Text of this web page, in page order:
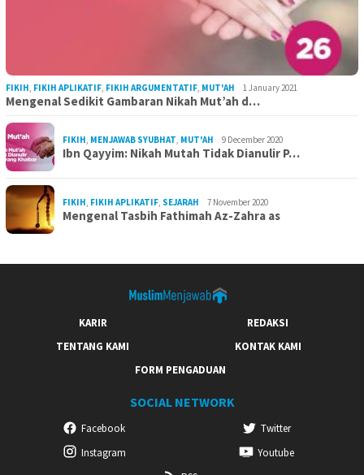
FIKIH, FIKIH APLIKATIF, FIKIH ARGUMENTATIF, MUT'AH 1 January 2021
Mengenal Sedikit Gambaran Nikah Mut’ah d…
FIKIH, MENJAWAB SYUBHAT, MUT'AH 9 December 2020
Ibn Qayyim: Nikah Mutah Tidak Dianulir P…
FIKIH, FIKIH APLIKATIF, SEJARAH 7 November 2020
Mengenal Tasbih Fathimah Az-Zahra as
KARIR
REDAKSI
TENTANG KAMI
KONTAK KAMI
FORM PENGADUAN
SOCIAL NETWORK
Facebook
Twitter
Instagram
Youtube